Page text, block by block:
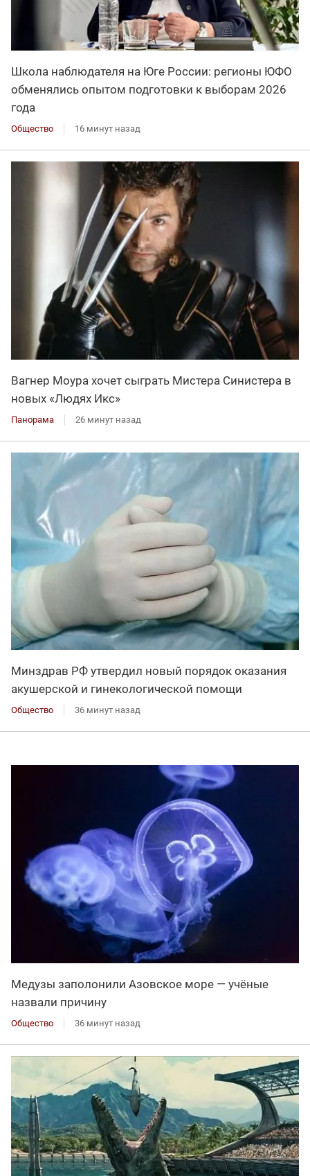
Школа наблюдателя на Юге России: регионы ЮФО
обменялись опытом подготовки к выборам 2026
года
Общество 16 минут назад
Вагнер Моура хочет сыграть Мистера Синистера в
новых «Людях Икс»
Панорама 26 минут назад
Минздрав РФ утвердил новый порядок оказания
акушерской и гинекологической помощи
Общество 36 минут назад
Медузы заполонили Азовское море — учёные
назвали причину
Общество 36 минут назад